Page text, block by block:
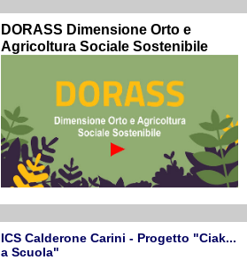
DORASS Dimensione Orto e
Agricoltura Sociale Sostenibile
ICS Calderone Carini - Progetto "Ciak...
a Scuola"